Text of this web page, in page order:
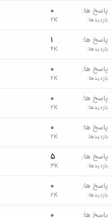
پاسخ ها 0
بازدیدها 2K
پاسخ ها 1
بازدیدها 4K
پاسخ ها 0
بازدیدها 2K
پاسخ ها 0
بازدیدها 2K
پاسخ ها 0
بازدیدها 2K
پاسخ ها 5
بازدیدها 3K
پاسخ ها 0
بازدیدها 2K
پاسخ ها 0